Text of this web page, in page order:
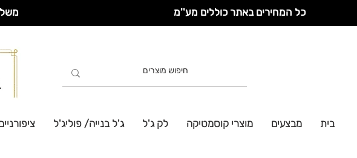
כל המחירים באתר כוללים מע''מ
בית מבצעים מוצרי קוסמטיקה לק ג'ל ג'ל בנייה/ פוליג'ל